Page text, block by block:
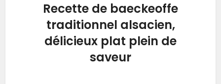
Recette de baeckeoffe
traditionnel alsacien,
délicieux plat plein de
saveur